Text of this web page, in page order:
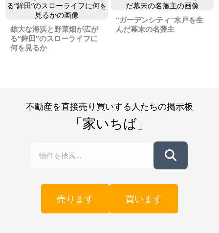
雄大な海浜と野菜畑が広が
る“鉾田”のスローライフに
何を見るか
“ガーデンシティ”水戸を生
んだ幕末の名藩主
不動産を直接売り買いする人たちの掲示板
「家いちば」
売ります 買います